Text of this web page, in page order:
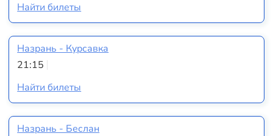
Найти билеты
Назрань - Курсавка
21:15
Найти билеты
Назрань - Беслан